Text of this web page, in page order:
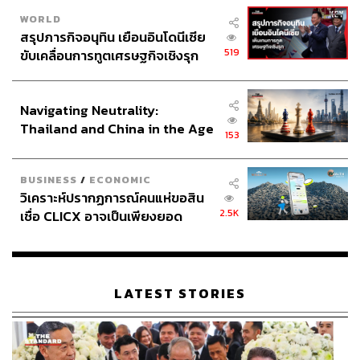
WORLD
สรุปภารกิจอนุทิน เยือนอินโดนีเซีย
ขับเคลื่อนการทูตเศรษฐกิจเชิงรุก
519
Navigating Neutrality:
Thailand and China in the Age
153
BUSINESS / ECONOMIC
วิเคราะห์ปรากฏการณ์คนแห่ขอสิน
เชื่อ CLICX อาจเป็นเพียงยอด
เรือนไทยที่ถูกซุกไว้
2.5K
LATEST STORIES